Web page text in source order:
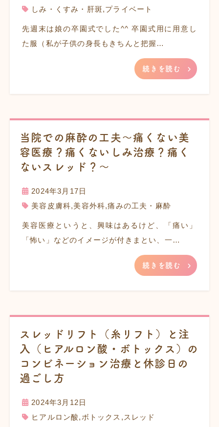
しみ・くすみ・肝斑,プライベート
先週末は娘の卒園式でした^^ 卒園式用に用意し
た服（私が子供の身長もきちんと把握…
続きを読む
当院での麻酔の工夫〜痛くない美
容医療？痛くないしみ治療？痛く
ないスレッド？〜
2024年3月17日
美容皮膚科,美容外科,痛みの工夫・麻酔
美容医療というと、興味はあるけど、「痛い」
「怖い」などのイメージが付きまとい、一…
続きを読む
スレッドリフト（糸リフト）と注
入（ヒアルロン酸・ボトックス）の
コンビネーション治療と休診日の
過ごし方
2024年3月12日
ヒアルロン酸, ボトックス , スレッド